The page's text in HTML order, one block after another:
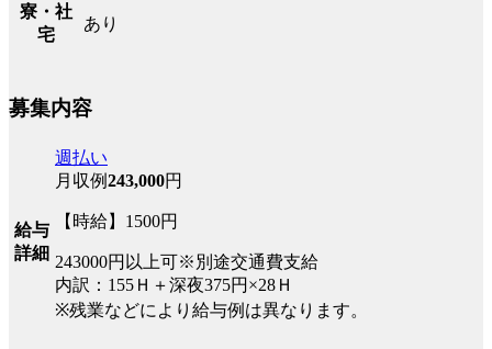
寮・社
宅
あり
募集内容
給与
詳細
週払い
月収例243,000円
【時給】1500円
243000円以上可※別途交通費支給
内訳：155Ｈ＋深夜375円×28Ｈ
※残業などにより給与例は異なります。